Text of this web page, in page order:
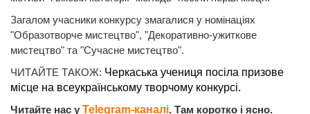
Загалом учасники конкурсу змагалися у номінаціях
"Образотворче мистецтво", "Декоративно-ужиткове
мистецтво" та "Сучасне мистецтво".
ЧИТАЙТЕ ТАКОЖ: Черкаська учениця посіла призове
місце на всеукраїнському творчому конкурсі.
Читайте нас у Telegram-каналі. Там коротко і ясно.